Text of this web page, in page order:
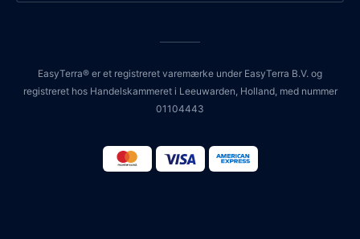
EasyTerra® er et registreret varemærke under EasyTerra B.V. og
registreret hos Handelskammeret i Leeuwarden, Holland, med nummer
01104443